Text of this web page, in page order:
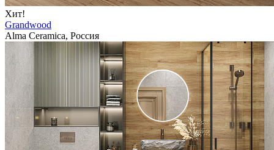
Хит!
Grandwood
Alma Ceramica, Россия